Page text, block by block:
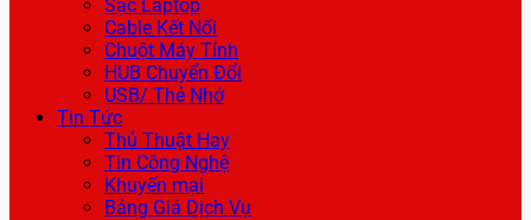
Sạc Laptop
Cable Kết Nối
Chuột Máy Tính
HUB Chuyển Đổi
USB/ Thẻ Nhớ
Tin Tức
Thủ Thuật Hay
Tin Công Nghệ
Khuyến mại
Bảng Giá Dịch Vụ